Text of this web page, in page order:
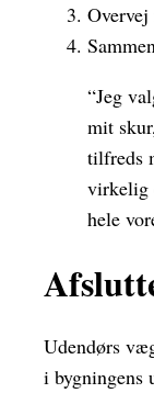
“Jeg
mit
tilfreds
virkelig
hele
Udendørs
i bygningens